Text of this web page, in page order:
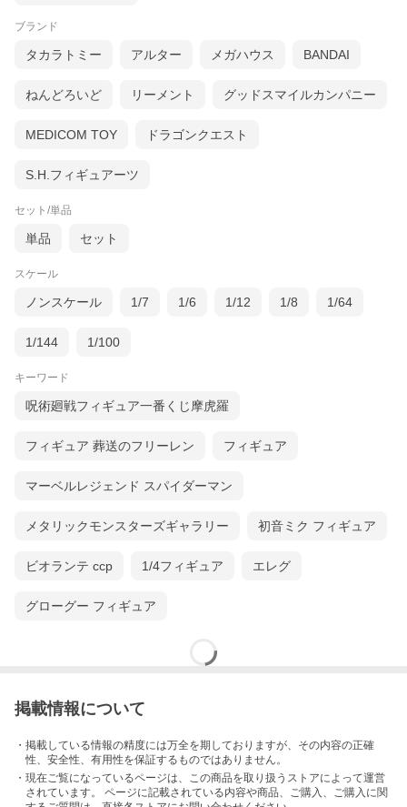
ブランド
タカラトミー アルター メガハウス BANDAI
ねんどろいど リーメント グッドスマイルカンパニー
MEDICOM TOY ドラゴンクエスト
S.H.フィギュアーツ
セット/単品
単品 セット
スケール
ノンスケール 1/7 1/6 1/12 1/8 1/64
1/144 1/100
キーワード
呪術廻戦フィギュア一番くじ摩虎羅
フィギュア 葬送のフリーレン フィギュア
マーベルレジェンド スパイダーマン
メタリックモンスターズギャラリー 初音ミク フィギュア
ビオランテ ccp 1/4フィギュア エレグ
グローグー フィギュア
掲載情報について
・掲載している情報の精度には万全を期しておりますが、その内容の正確
性、安全性、有用性を保証するものではありません。
・現在ご覧になっているページは、この商品を取り扱うストアによって運営
されています。 ページに記載されている内容や商品、ご購入 、ご購入に関